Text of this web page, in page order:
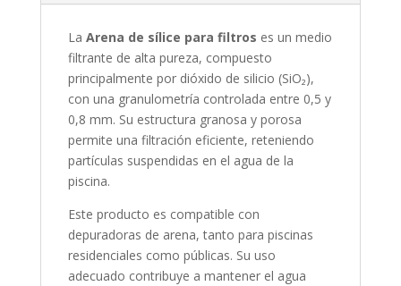
La Arena de sílice para filtros es un medio
filtrante de alta pureza, compuesto
principalmente por dióxido de silicio (SiO₂),
con una granulometría controlada entre 0,5 y
0,8 mm. Su estructura granosa y porosa
permite una filtración eficiente, reteniendo
partículas suspendidas en el agua de la
piscina.
Este producto es compatible con
depuradoras de arena, tanto para piscinas
residenciales como públicas. Su uso
adecuado contribuye a mantener el agua